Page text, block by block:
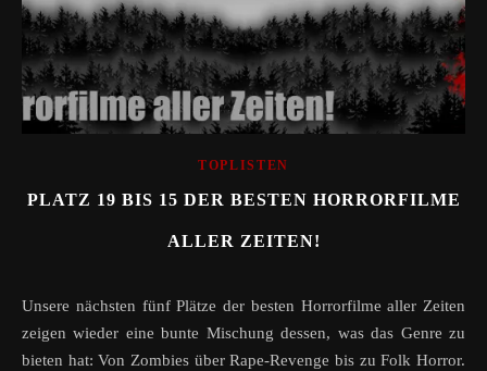
TOPLISTEN
PLATZ 19 BIS 15 DER BESTEN HORRORFILME
ALLER ZEITEN!
Unsere nächsten fünf Plätze der besten Horrorfilme aller Zeiten
zeigen wieder eine bunte Mischung dessen, was das Genre zu
bieten hat: Von Zombies über Rape-Revenge bis zu Folk Horror.